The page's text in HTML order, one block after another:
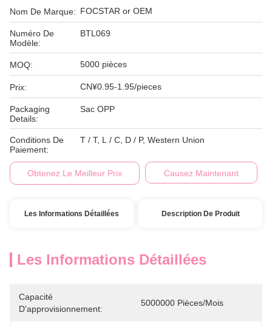
Nom De Marque: FOCSTAR or OEM
Numéro De
Modèle:
BTL069
MOQ: 5000 pièces
Prix: CN¥0.95-1.95/pieces
Packaging
Details:
Sac OPP
Conditions De
Paiement:
T / T, L / C, D / P, Western Union
Obtenez Le Meilleur Prix Causez Maintenant
Les Informations Détaillées Description De Produit
Les Informations Détaillées
Capacité
D'approvisionnement:
5000000 Pièces/mois